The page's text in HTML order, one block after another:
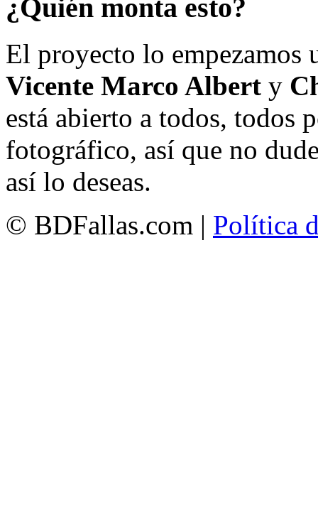
¿Quién monta esto?
El proyecto lo empezamos
Vicente Marco Albert y
está abierto a todos, todos
fotográfico, así que no
así lo deseas.
© BDFallas.com | Política